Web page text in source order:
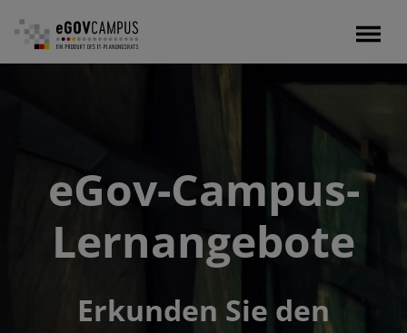
Inhalt
eGov-Campus-
Lernangebote
Erkunden Sie den